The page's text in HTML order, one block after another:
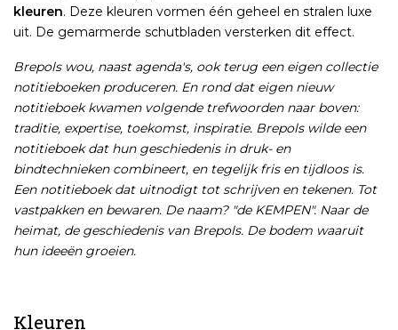
kleuren. Deze kleuren vormen één geheel en stralen luxe
uit. De gemarmerde schutbladen versterken dit effect.
Brepols wou, naast agenda's, ook terug een eigen collectie
notitieboeken produceren. En rond dat eigen nieuw
notitieboek kwamen volgende trefwoorden naar boven:
traditie, expertise, toekomst, inspiratie. Brepols wilde een
notitieboek dat hun geschiedenis in druk- en
bindtechnieken combineert, en tegelijk fris en tijdloos is.
Een notitieboek dat uitnodigt tot schrijven en tekenen. Tot
vastpakken en bewaren. De naam? "de KEMPEN". Naar de
heimat, de geschiedenis van Brepols. De bodem waaruit
hun ideeën groeien.